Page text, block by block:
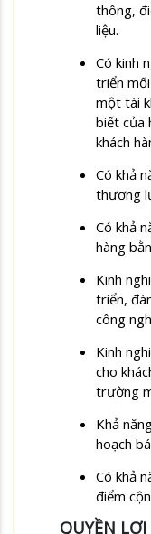
thông,
liệu.
Có kinh
triển
một tài
biết của
khách
Có khả
thương
Có khả
hàng
Kinh
triển,
công
Kinh
cho
trường
Khả
hoạch
Có khả
điểm
QUYỀN LỢI